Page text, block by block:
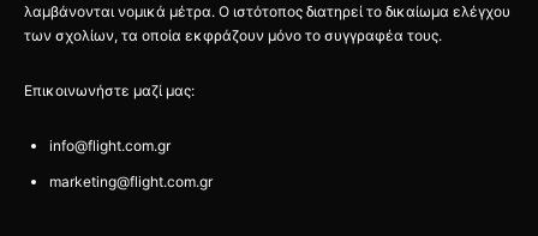
λαμβάνονται νομικά μέτρα. Ο ιστότοπος διατηρεί το δικαίωμα ελέγχου
των σχολίων, τα οποία εκφράζουν μόνο το συγγραφέα τους.
Επικοινωνήστε μαζί μας:
info@flight.com.gr
marketing@flight.com.gr